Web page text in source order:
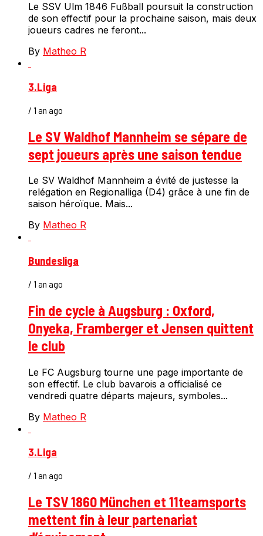
Le SSV Ulm 1846 Fußball poursuit la construction
de son effectif pour la prochaine saison, mais deux
joueurs cadres ne feront...
By Matheo R
3.Liga
/ 1 an ago
Le SV Waldhof Mannheim se sépare de
sept joueurs après une saison tendue
Le SV Waldhof Mannheim a évité de justesse la
relégation en Regionalliga (D4) grâce à une fin de
saison héroïque. Mais...
By Matheo R
Bundesliga
/ 1 an ago
Fin de cycle à Augsburg : Oxford,
Onyeka, Framberger et Jensen quittent
le club
Le FC Augsburg tourne une page importante de
son effectif. Le club bavarois a officialisé ce
vendredi quatre départs majeurs, symboles...
By Matheo R
3.Liga
/ 1 an ago
Le TSV 1860 München et 11teamsports
mettent fin à leur partenariat